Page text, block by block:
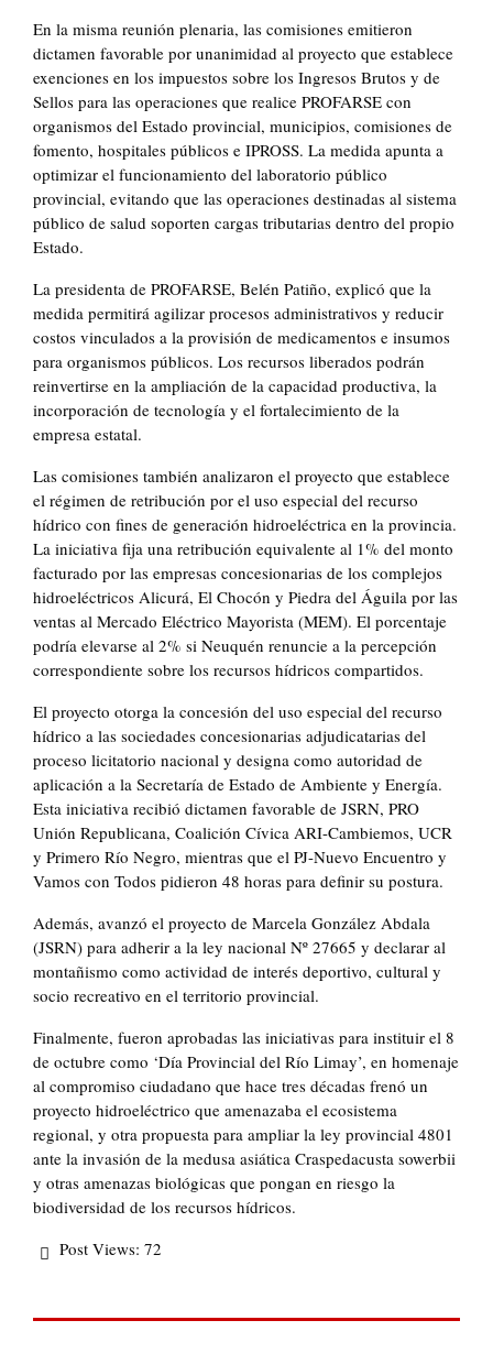
En la misma reunión plenaria, las comisiones emitieron
dictamen favorable por unanimidad al proyecto que establece
exenciones en los impuestos sobre los Ingresos Brutos y de
Sellos para las operaciones que realice PROFARSE con
organismos del Estado provincial, municipios, comisiones de
fomento, hospitales públicos e IPROSS. La medida apunta a
optimizar el funcionamiento del laboratorio público
provincial, evitando que las operaciones destinadas al sistema
público de salud soporten cargas tributarias dentro del propio
Estado.
La presidenta de PROFARSE, Belén Patiño, explicó que la
medida permitirá agilizar procesos administrativos y reducir
costos vinculados a la provisión de medicamentos e insumos
para organismos públicos. Los recursos liberados podrán
reinvertirse en la ampliación de la capacidad productiva, la
incorporación de tecnología y el fortalecimiento de la
empresa estatal.
Las comisiones también analizaron el proyecto que establece
el régimen de retribución por el uso especial del recurso
hídrico con fines de generación hidroeléctrica en la provincia.
La iniciativa fija una retribución equivalente al 1% del monto
facturado por las empresas concesionarias de los complejos
hidroeléctricos Alicurá, El Chocón y Piedra del Águila por las
ventas al Mercado Eléctrico Mayorista (MEM). El porcentaje
podría elevarse al 2% si Neuquén renuncie a la percepción
correspondiente sobre los recursos hídricos compartidos.
El proyecto otorga la concesión del uso especial del recurso
hídrico a las sociedades concesionarias adjudicatarias del
proceso licitatorio nacional y designa como autoridad de
aplicación a la Secretaría de Estado de Ambiente y Energía.
Esta iniciativa recibió dictamen favorable de JSRN, PRO
Unión Republicana, Coalición Cívica ARI-Cambiemos, UCR
y Primero Río Negro, mientras que el PJ-Nuevo Encuentro y
Vamos con Todos pidieron 48 horas para definir su postura.
Además, avanzó el proyecto de Marcela González Abdala
(JSRN) para adherir a la ley nacional Nº 27665 y declarar al
montañismo como actividad de interés deportivo, cultural y
socio recreativo en el territorio provincial.
Finalmente, fueron aprobadas las iniciativas para instituir el 8
de octubre como ‘Día Provincial del Río Limay’, en homenaje
al compromiso ciudadano que hace tres décadas frenó un
proyecto hidroeléctrico que amenazaba el ecosistema
regional, y otra propuesta para ampliar la ley provincial 4801
ante la invasión de la medusa asiática Craspedacusta sowerbii
y otras amenazas biológicas que pongan en riesgo la
biodiversidad de los recursos hídricos.
Post Views: 72